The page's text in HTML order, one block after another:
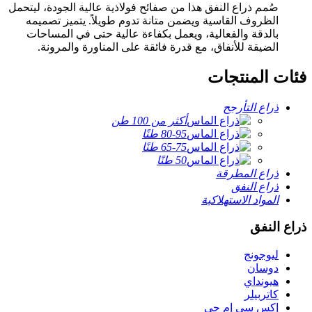
صُمم ذراع النفق هذا من صفائح فولاذية عالية الجودة، ليتحمل
الظروف القاسية ويضمن متانة تدوم طويلاً. يتميز تصميمه
بالدقة والفعالية، ويعمل بكفاءة عالية حتى في المساحات
الضيقة للأنفاق، مع قدرة فائقة على المناورة والمرونة.
فئات المنتجات
ذراع التأرجح
أكثر من 100 طن
80-95 طنًا
65-75 طنًا
50 طنًا
ذراع المطرقة
ذراع النفق
المواد الاستهلاكية
ذراع النفق
ليوجونج
دوسان
هيونداي
كاتربيلر
إكس سي إم جي